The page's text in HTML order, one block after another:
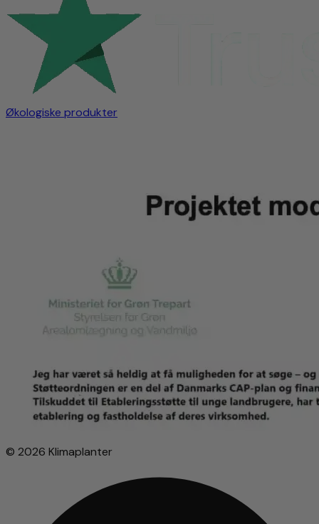
Økologiske produkter
© 2026 Klimaplanter